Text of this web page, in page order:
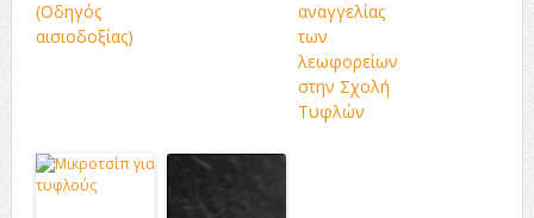
(Οδηγός
αισιοδοξίας)
αναγγελίας
των
λεωφορείων
στην Σχολή
Τυφλών